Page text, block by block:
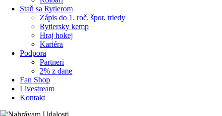
Staň sa Rytierom
Zápis do 1. roč. špor. triedy
Rytiersky kemp
Hraj hokej
Kariéra
Podpora
Partneri
2% z dane
Fan Shop
Livestream
Kontakt